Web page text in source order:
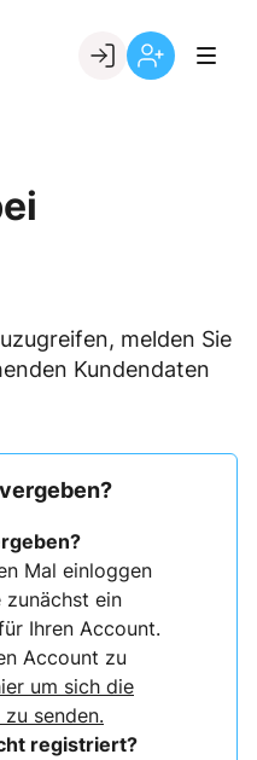
melden Sie
Kundendaten
Mal einloggen
zunächst ein
Ihren Account.
Account zu
um sich die
senden.
registriert?